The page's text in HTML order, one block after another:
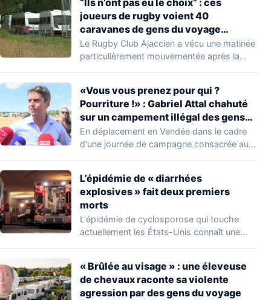
“Ils n’ont pas eu le choix” : ces
joueurs de rugby voient 40
caravanes de gens du voyage
s’installer dans leur stade, ils les
délogent en moins d’1 heure
Le Rugby Club Ajaccien a vécu une matinée
particulièrement mouvementée après la
«Vous vous prenez pour qui ?
Pourriture !» : Gabriel Attal chahuté
sur un campement illégal des gens
du voyage
En déplacement en Vendée dans le cadre
d'une journée de campagne consacrée aux
L’épidémie de « diarrhées
explosives » fait deux premiers
morts
L'épidémie de cyclosporose qui touche
actuellement les États-Unis connaît une
« Brûlée au visage » : une éleveuse
de chevaux raconte sa violente
agression par des gens du voyage